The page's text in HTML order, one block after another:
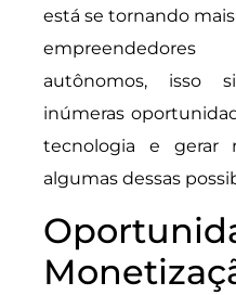
está se tornando mais
autônomos, isso
inúmeras
tecnologia e gerar
algumas dessas